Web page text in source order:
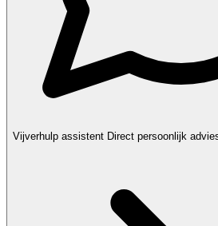
Vijverhulp assistent Direct persoonlijk